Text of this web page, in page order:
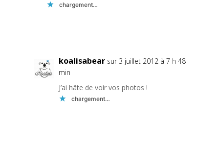
chargement…
koalisabear sur 3 juillet 2012 à 7 h 48
min
J’ai hâte de voir vos photos !
chargement…